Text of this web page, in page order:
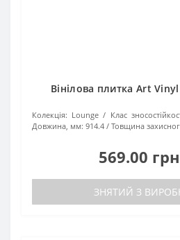
Вінілова плитка Art
Колекція: Lounge Клас
Довжина, мм: 914.4 Товщина
569.00
ЗНЯТИЙ З